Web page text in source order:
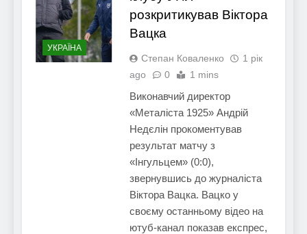
УКРАЇНА
розкритикував Віктора
Вацка
Степан Коваленко
1 рік
ago
0 1 mins
Виконавчий директор
«Металіста 1925» Андрій
Недєлін прокоментував
результат матчу з
«Інгульцем» (0:0),
звернувшись до журналіста
Віктора Вацка. Вацко у
своєму останньому відео на
ютуб-канал показав експрес,